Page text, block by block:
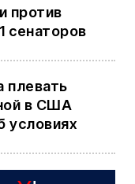
против
сенаторов
плевать
в США
условиях